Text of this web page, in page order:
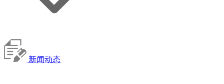
新闻动态